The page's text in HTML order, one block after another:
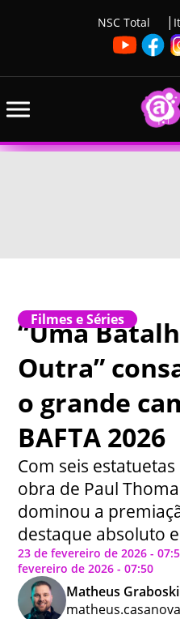
NSC Total
Filmes e Séries
“Uma
Outra”
o grande
BAFTA 2026
Com seis
obra de Paul
dominou a
destaque absoluto
23 de fevereiro de 2026 -
fevereiro de 2026 - 07:50
Matheus Graboski